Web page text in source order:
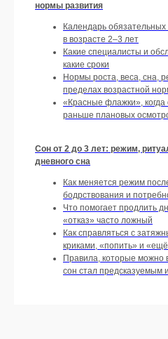
нормы развития
Календарь
в возрасте 2–3 лет
Какие специалисты и
какие сроки
Нормы роста, веса, сна,
пределах возрастной
«Красные флажки», когда
раньше плановых
Сон от 2 до 3 лет: режим,
дневного сна
Как меняется режим
бодрствования и
Что помогает продлить
«отказ» часто ложный
Как справляться с
криками, «попить» и «ещё
Правила, которые можно
сон стал предсказуемым
Оформить подписку
РАСПИСАНИЕ